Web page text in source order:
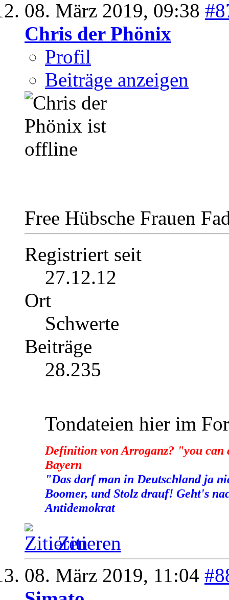
08. März 2019, 09:38
Chris der Phönix
Profil
Beiträge anzeigen
Free Hübsche Frauen
Registriert seit
27.12.12
Ort
Schwerte
Beiträge
28.235
Tondateien hier im
Definition von Arroganz? "you
Bayern
"Das darf man in Deutschland ja
Boomer, und Stolz drauf! Geht's
Antidemokrat
Zitieren
08. März 2019, 11:04